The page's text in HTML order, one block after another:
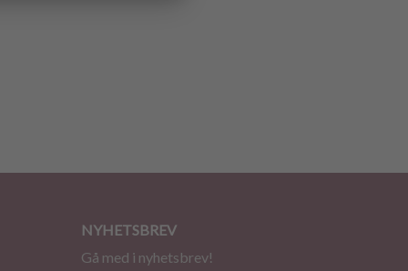
NYHETSBREV
Gå med i nyhetsbrev!